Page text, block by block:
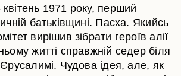
1971 року, перший
батьківщині. Пасха. Якийсь
вирішив зібрати героїв алії
житті справжній седер біля
Чудова ідея, але, як